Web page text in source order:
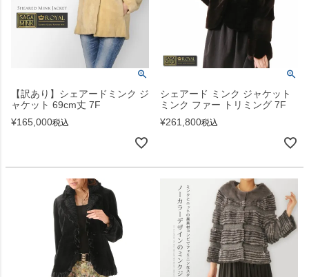
【訳あり】シェアードミンク ジ
ャケット 69cm丈 7F
¥165,000税込
シェアード ミンク ジャケット
ミンク ファー トリミング 7F
¥261,800税込